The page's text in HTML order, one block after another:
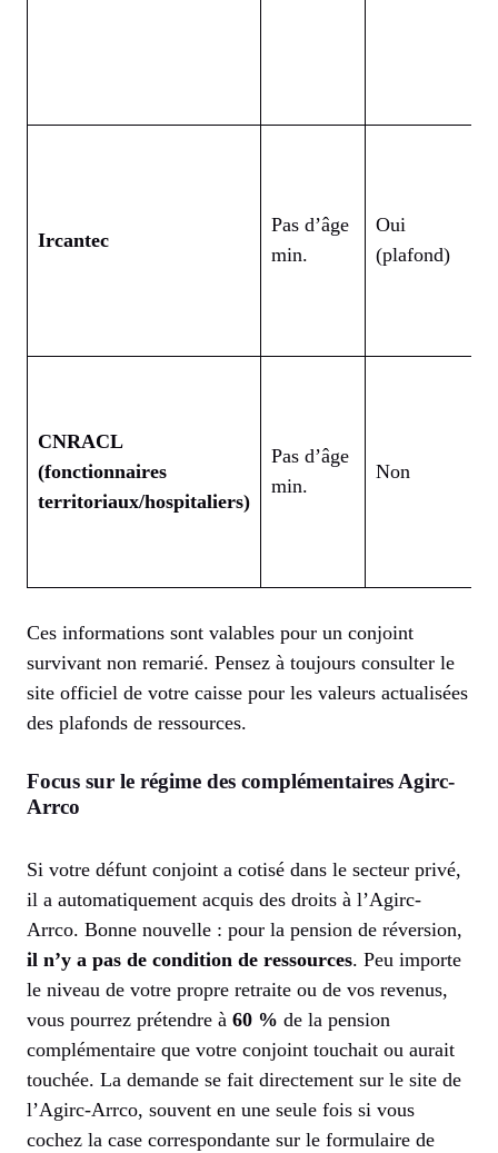
Ircantec
Pas d’âge
min.
Oui
(plafond)
CNRACL
(fonctionnaires
territoriaux/hospitaliers)
Pas d’âge
min.
Non
Ces informations sont valables pour un conjoint
survivant non remarié. Pensez à toujours consulter le
site officiel de votre caisse pour les valeurs actualisées
des plafonds de ressources.
Focus sur le régime des complémentaires Agirc-
Arrco
Si votre défunt conjoint a cotisé dans le secteur privé,
il a automatiquement acquis des droits à l’Agirc-
Arrco. Bonne nouvelle : pour la pension de réversion,
il n’y a pas de condition de ressources. Peu importe
le niveau de votre propre retraite ou de vos revenus,
vous pourrez prétendre à 60 % de la pension
complémentaire que votre conjoint touchait ou aurait
touchée. La demande se fait directement sur le site de
l’Agirc-Arrco, souvent en une seule fois si vous
cochez la case correspondante sur le formulaire de